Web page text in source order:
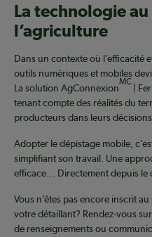
La technologie
l’agriculture
Dans un contexte où l’efficacité
outils numériques et mobiles
La solution AgConnexion
MC
|
tenant compte des réalités du
producteurs dans leurs
Adopter le dépistage mobile,
simplifiant son travail. Une
efficace… Directement depuis le
Vous n’êtes pas encore inscrit
votre détaillant? Rendez-vous sur
de renseignements ou